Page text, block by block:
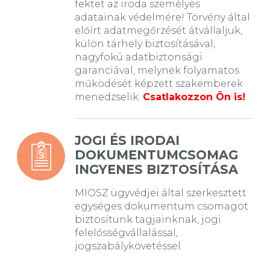
fektet az iroda személyes
adatainak védelmére! Törvény által
előírt adatmegőrzését átvállaljuk,
külön tárhely biztosításával,
nagyfokú adatbiztonsági
garanciával, melynek folyamatos
működését képzett szakemberek
menedzselik. Csatlakozzon Ön is!
JOGI ÉS IRODAI
DOKUMENTUMCSOMAG
INGYENES BIZTOSÍTÁSA
MIOSZ ügyvédjei által szerkesztett
egységes dokumentum csomagot
biztosítunk tagjainknak, jogi
felelősségvállalással,
jogszabálykövetéssel.